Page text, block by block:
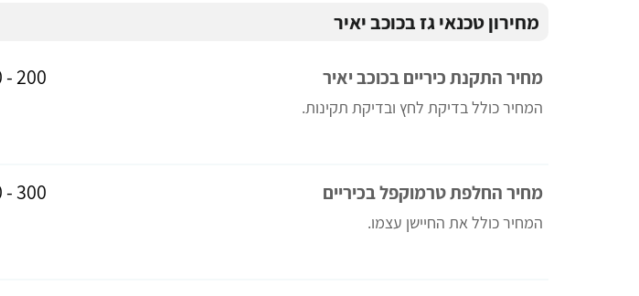
מחירון טכנאי גז בכוכב יאיר
מחיר התקנת כיריים בכוכב יאיר
המחיר כולל בדיקת לחץ ובדיקת תקינות.
200 - 400 ש"ח
מחיר החלפת טרמוקפל בכיריים
המחיר כולל את החיישן עצמו.
300 - 500 ש"ח